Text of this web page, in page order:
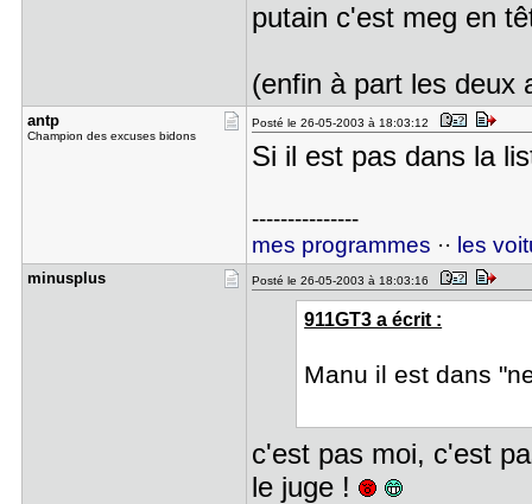
putain c'est meg en
(enfin à part les deux
antp
Champion des excuses bidons
Posté le 26-05-2003 à 18:03:12
Si il est pas dans la
---------------
mes programmes ·· les
minusplus Posté le 26-05-2003 à 18:03:16
911GT3 a écrit :
Manu il est dans
c'est pas moi, c'est
le juge !